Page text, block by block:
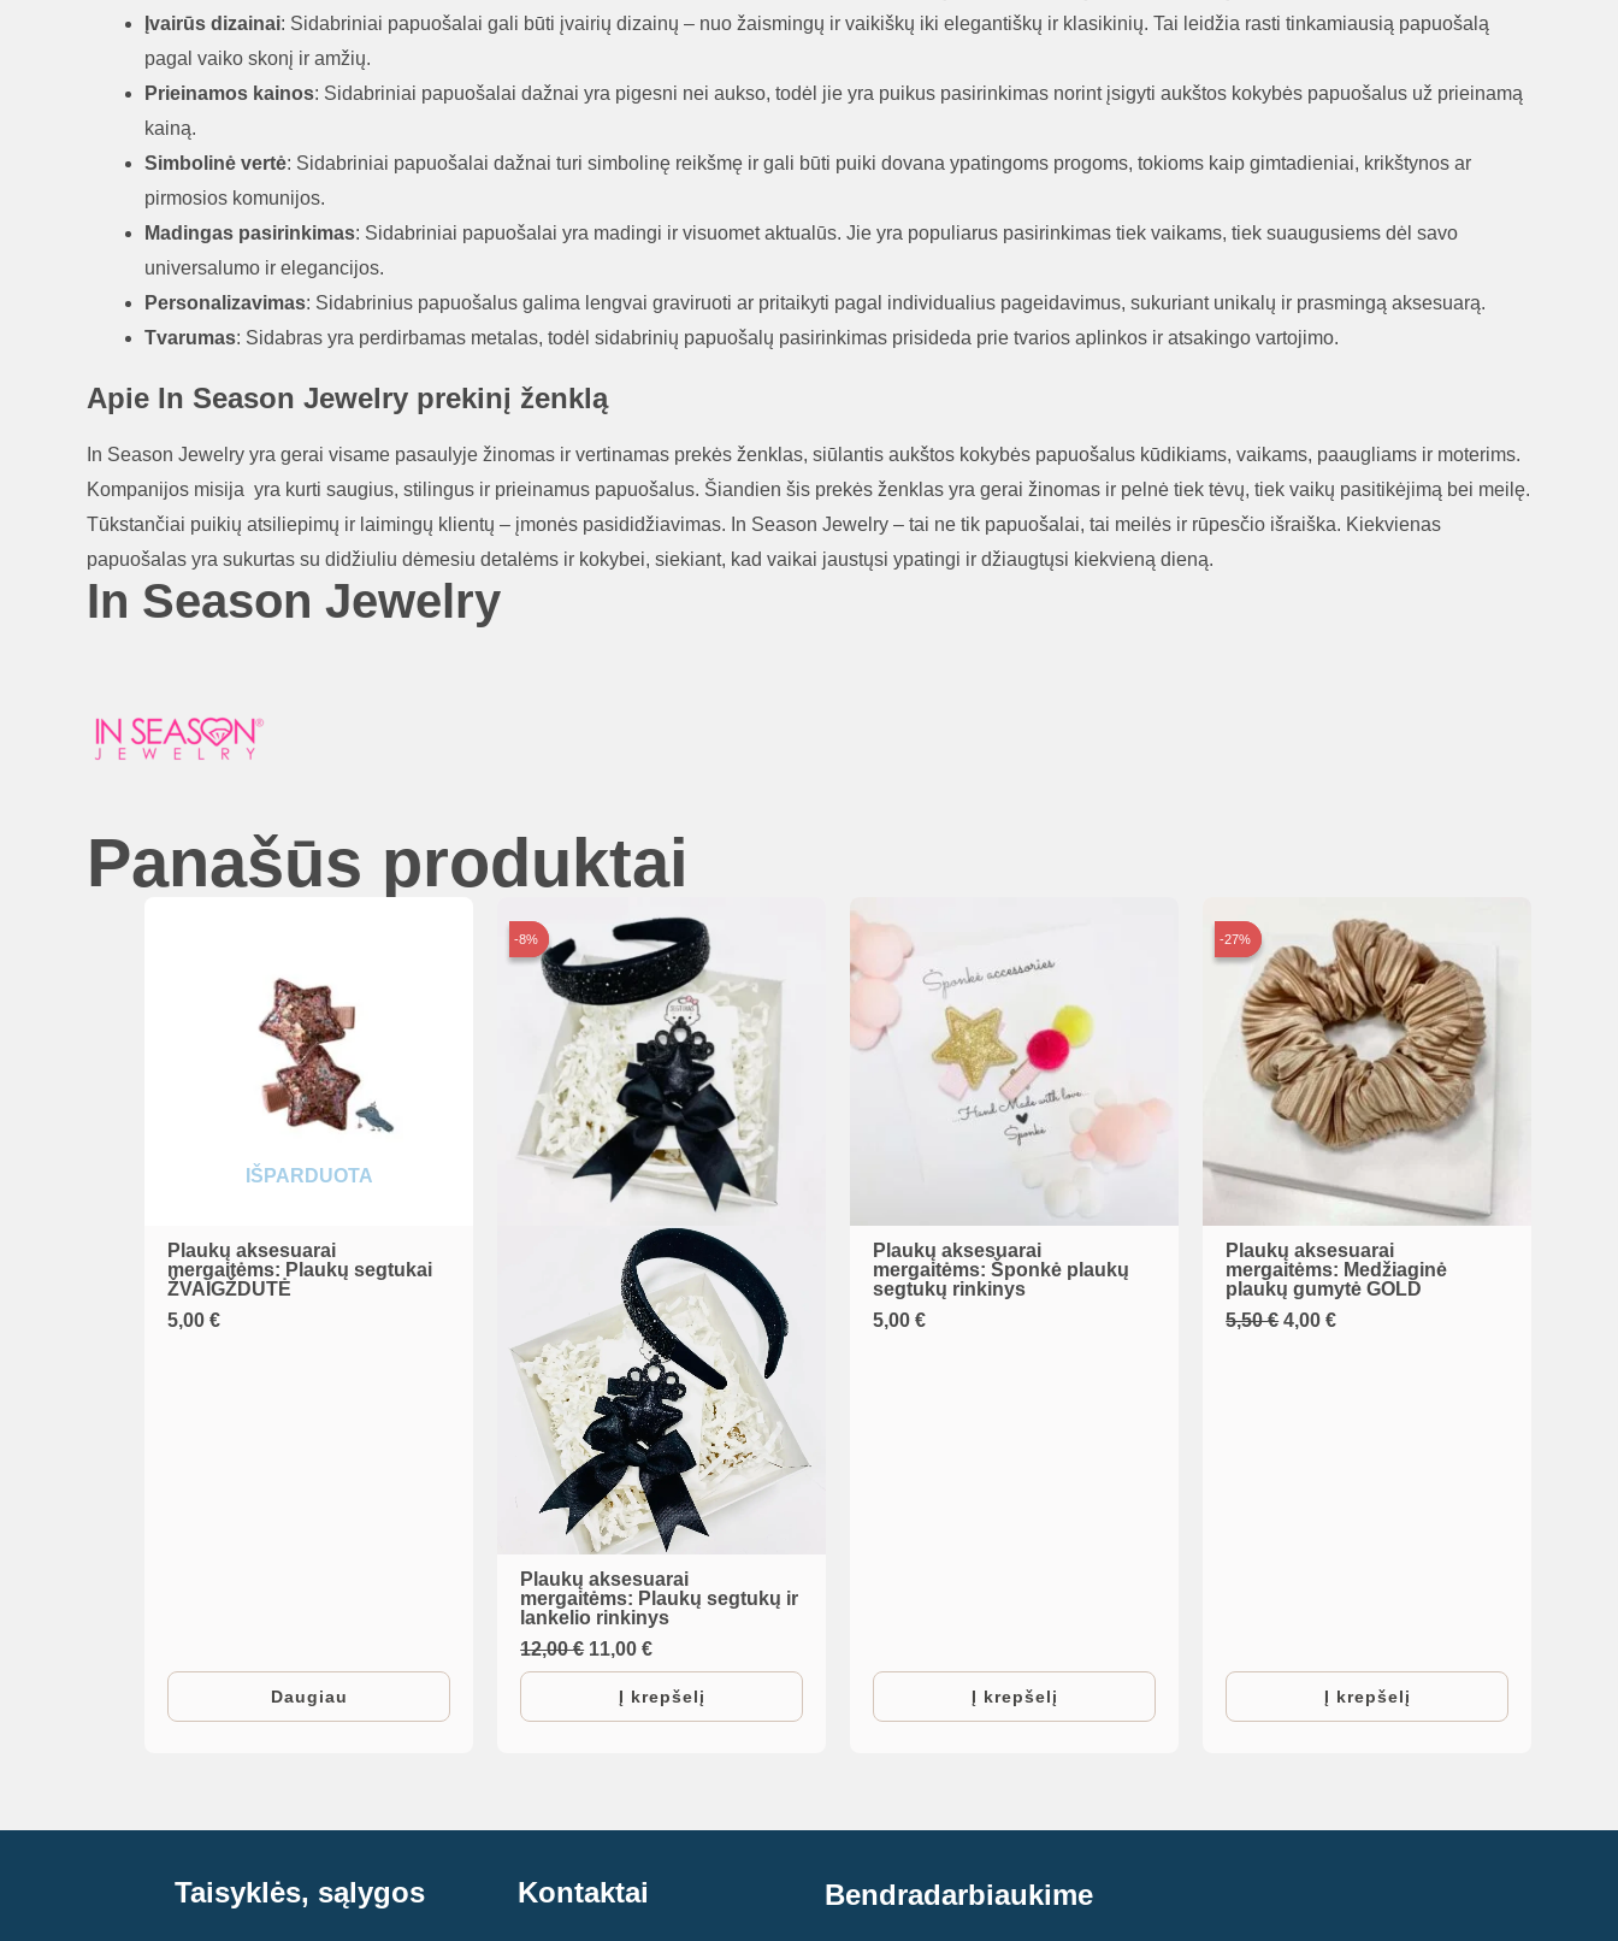
Įvairūs dizainai: Sidabriniai papuošalai gali būti įvairių dizainų – nuo žaismingų ir vaikiškų iki elegantiškų ir klasikinių. Tai leidžia rasti tinkamiausią papuošalą
pagal vaiko skonį ir amžių.
Prieinamos kainos: Sidabriniai papuošalai dažnai yra pigesni nei aukso, todėl jie yra puikus pasirinkimas norint įsigyti aukštos kokybės papuošalus už prieinamą
kainą.
Simbolinė vertė: Sidabriniai papuošalai dažnai turi simbolinę reikšmę ir gali būti puiki dovana ypatingoms progoms, tokioms kaip gimtadieniai, krikštynos ar
pirmosios komunijos.
Madingas pasirinkimas: Sidabriniai papuošalai yra madingi ir visuomet aktualūs. Jie yra populiarus pasirinkimas tiek vaikams, tiek suaugusiems dėl savo
universalumo ir elegancijos.
Personalizavimas: Sidabrinius papuošalus galima lengvai graviruoti ar pritaikyti pagal individualius pageidavimus, sukuriant unikalų ir prasmingą aksesuarą.
Tvarumas: Sidabras yra perdirbamas metalas, todėl sidabrinių papuošalų pasirinkimas prisideda prie tvarios aplinkos ir atsakingo vartojimo.
Apie In Season Jewelry prekinį ženklą
In Season Jewelry yra gerai visame pasaulyje žinomas ir vertinamas prekės ženklas, siūlantis aukštos kokybės papuošalus kūdikiams, vaikams, paaugliams ir moterims.
Kompanijos misija yra kurti saugius, stilingus ir prieinamus papuošalus. Šiandien šis prekės ženklas yra gerai žinomas ir pelnė tiek tėvų, tiek vaikų pasitikėjimą bei meilę.
Tūkstančiai puikių atsiliepimų ir laimingų klientų – įmonės pasididžiavimas. In Season Jewelry – tai ne tik papuošalai, tai meilės ir rūpesčio išraiška. Kiekvienas
papuošalas yra sukurtas su didžiuliu dėmesiu detalėms ir kokybei, siekiant, kad vaikai jaustųsi ypatingi ir džiaugtųsi kiekvieną dieną.
In Season Jewelry
Panašūs produktai
IŠPARDUOTA
Plaukų aksesuarai
mergaitėms: Plaukų segtukai
ŽVAIGŽDUTĖ
5,00€
Daugiau
-8%
-8%
Plaukų aksesuarai
mergaitėms: Plaukų segtukų ir
lankelio rinkinys
12,00€ Original
price
was:
12,00 €.
11,00€Current
price
is:
11,00 €.
Į krepšelį
Plaukų aksesuarai
mergaitėms: Šponkė plaukų
segtukų rinkinys
5,00€
Į krepšelį
-27%
-27%
Plaukų aksesuarai
mergaitėms: Medžiaginė
plaukų gumytė GOLD
5,50€ Original
4,00€Current
Į krepšelį
Taisyklės, sąlygos Kontaktai Bendradarbiaukime